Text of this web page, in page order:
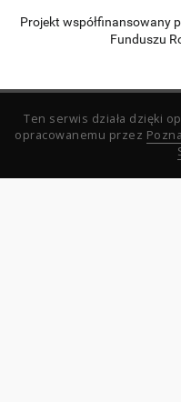
Projekt współfinansowany
Funduszu
Ten serwis działa dzięki
opracowanemu przez